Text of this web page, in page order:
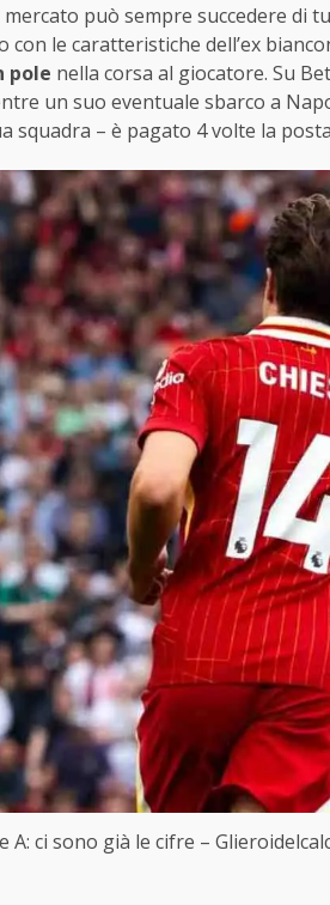
può sempre succedere di
le caratteristiche dell’ex
pole nella corsa al giocatore. Su
un suo eventuale sbarco a
squadra – è pagato 4 volte la
A: ci sono già le cifre –